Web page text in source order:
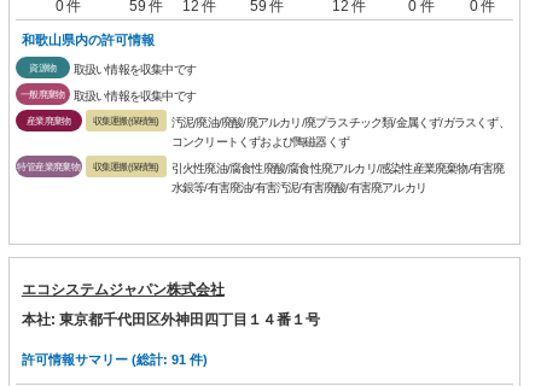
0 件
59 件 12 件 59 件 12 件 0 件 0 件
和歌山県内の許可情報
資源物 取扱い情報を収集中です
一般廃棄物 取扱い情報を収集中です
産業廃棄物 収集運搬(保積無)
汚泥/廃油/廃酸/廃アルカリ/廃プラスチック類/金属くず/ガラスくず、
コンクリートくずおよび陶磁器くず
特管産業廃棄物 収集運搬(保積無)
引火性廃油/腐食性廃酸/腐食性廃アルカリ/感染性産業廃棄物/有害廃
水銀等/有害廃油/有害汚泥/有害廃酸/有害廃アルカリ
エコシステムジャパン株式会社
本社: 東京都千代田区外神田四丁目１４番１号
許可情報サマリー (総計: 91 件)